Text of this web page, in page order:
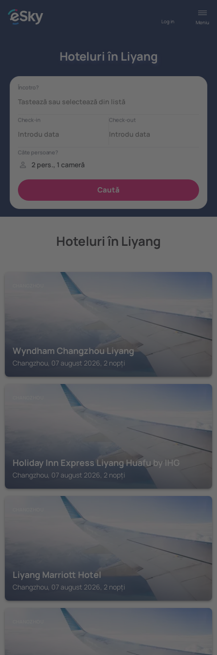
Meniu
Log in
Hoteluri în Liyang
Hoteluri în Liyang
Wyndham Changzhou Liyang
Changzhou, 07 august 2026, 2 nopți
Holiday Inn Express Liyang Huafu by IHG
Changzhou, 07 august 2026, 2 nopți
Liyang Marriott Hotel
Changzhou, 07 august 2026, 2 nopți